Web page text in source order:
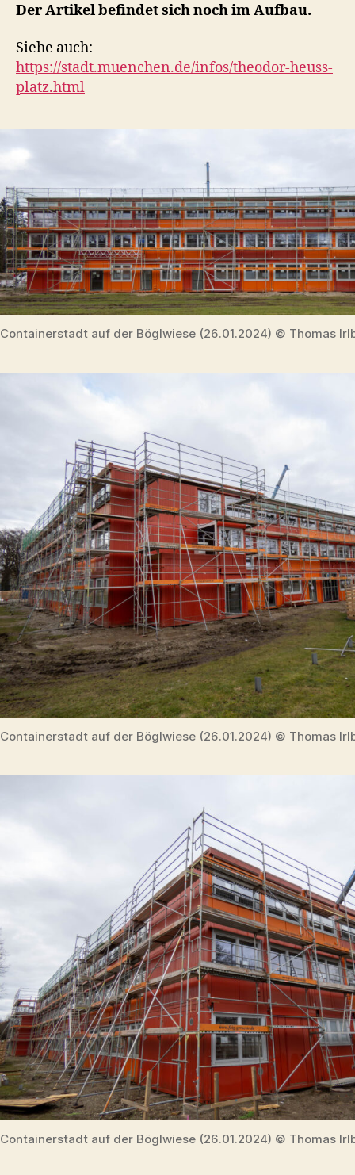
Der Artikel befindet sich noch im Aufbau.
Siehe auch:
https://stadt.muenchen.de/infos/theodor-heuss-
platz.html
Containerstadt auf der Böglwiese (26.01.2024) © Thomas
Containerstadt auf der Böglwiese (26.01.2024) © Thomas
Containerstadt auf der Böglwiese (26.01.2024) © Thomas